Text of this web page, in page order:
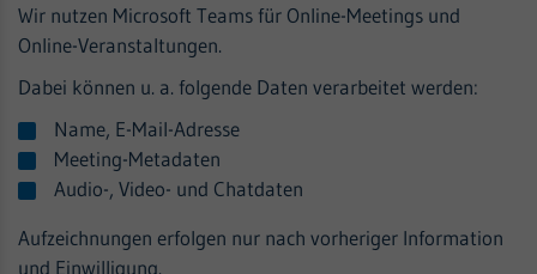
Wir nutzen Microsoft Teams für Online-Meetings und
Online-Veranstaltungen.
Dabei können u. a. folgende Daten verarbeitet werden:
Name, E-Mail-Adresse
Meeting-Metadaten
Audio-, Video- und Chatdaten
Aufzeichnungen erfolgen nur nach vorheriger Information
und Einwilligung.